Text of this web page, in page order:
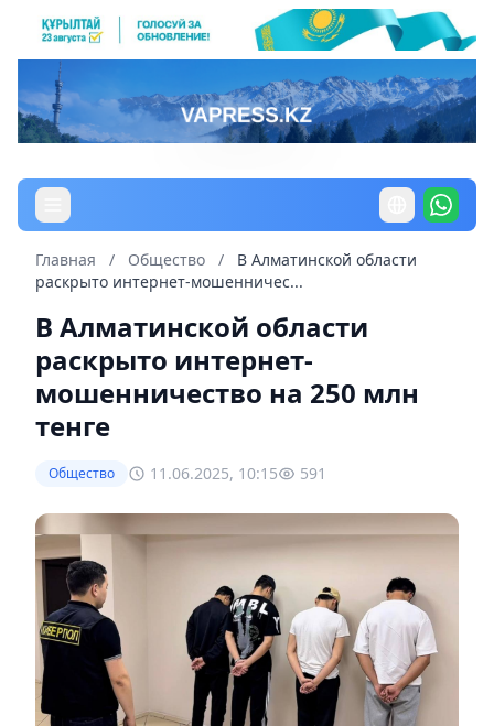
Главная / Общество /
В Алматинской области
раскрыто интернет-мошенничес...
В Алматинской области
раскрыто интернет-
мошенничество на 250 млн
тенге
Общество 11.06.2025, 10:15 591